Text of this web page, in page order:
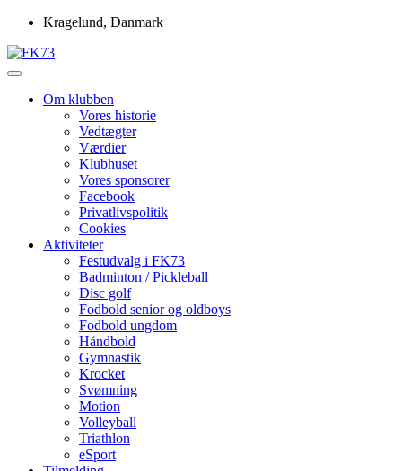
Skip
content
Kragelund, Danmark
FK73
Om klubben
Vores historie
Vedtægter
Værdier
Klubhuset
Vores sponsorer
Facebook
Privatlivspolitik
Cookies
Aktiviteter
Festudvalg i FK73
Badminton / Pickleball
Disc golf
Fodbold senior og oldboys
Fodbold ungdom
Håndbold
Gymnastik
Krocket
Svømning
Motion
Volleyball
Triathlon
eSport